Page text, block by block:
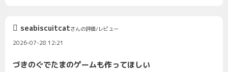
seabiscuitcatさんの評価/レビュー
2026-07-28 12:21
づきのぐでたまのゲームも作ってほしい